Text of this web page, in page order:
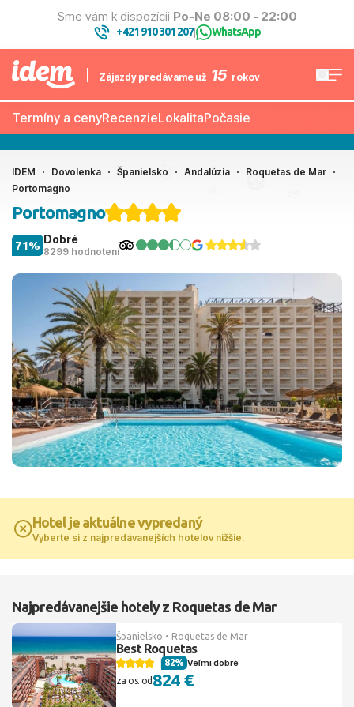
Sme vám k dispozícii Po-Ne 08:00 - 22:00
+421 910 301 207| WhatsApp
Zájazdy predávame už 15 rokov
Termíny a cenyRecenzieLokalitaPočasie
IDEM Dovolenka Španielsko Andalúzia
Roquetas de Mar
Portomagno
Portomagno
Dobré
8299 hodnotení
71%
Hotel je aktuálne vypredaný
Vyberte si z najpredávanejších hotelov nižšie.
Najpredávanejšie hotely z Roquetas de Mar
Španielsko • Roquetas de Mar
Best Roquetas
Veľmi dobré
82%
za os. od 824 €